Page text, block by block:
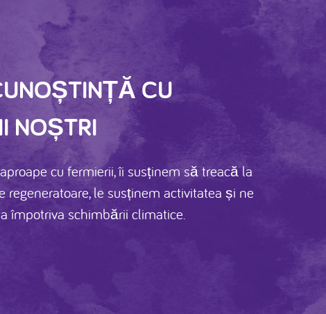
CU
NOȘTRI
cu fermierii, îi susținem să treacă la
regeneratoare, le susținem activitatea și ne
împotriva schimbării climatice.